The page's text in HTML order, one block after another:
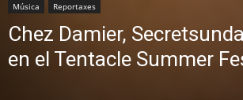
Música Reportaxes
Chez Damier,
en el Tentacle Summer